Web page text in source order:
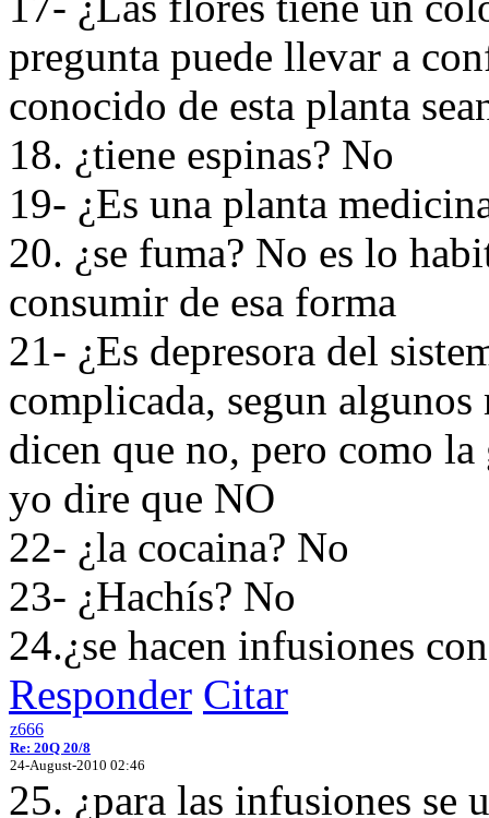
pregunta puede llevar a
conocido de esta planta
18. ¿tiene espinas? No
19- ¿Es una planta
20. ¿se fuma? No es lo
consumir de esa forma
21- ¿Es depresora del
complicada, segun
dicen que no, pero como
yo dire que NO
22- ¿la cocaina? No
23- ¿Hachís? No
24.¿se hacen infusiones
Responder Citar
z666
Re: 20Q 20/8
24-August-2010 02:46
25. ¿para las infusiones se